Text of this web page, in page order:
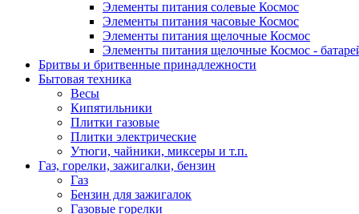
Элементы питания солевые Космос
Элементы питания часовые Космос
Элементы питания щелочные Космос
Элементы питания щелочные Космос -
Бритвы и бритвенные принадлежности
Бытовая техника
Весы
Кипятильники
Плитки газовые
Плитки электрические
Утюги, чайники, миксеры и т.п.
Газ, горелки, зажигалки, бензин
Газ
Бензин для зажигалок
Газовые горелки